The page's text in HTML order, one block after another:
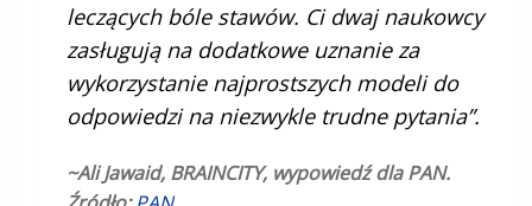
leczących bóle stawów. Ci dwaj naukowcy
zasługują na dodatkowe uznanie za
wykorzystanie najprostszych modeli do
odpowiedzi na niezwykle trudne pytania”.
~Ali Jawaid, BRAINCITY, wypowiedź dla PAN.